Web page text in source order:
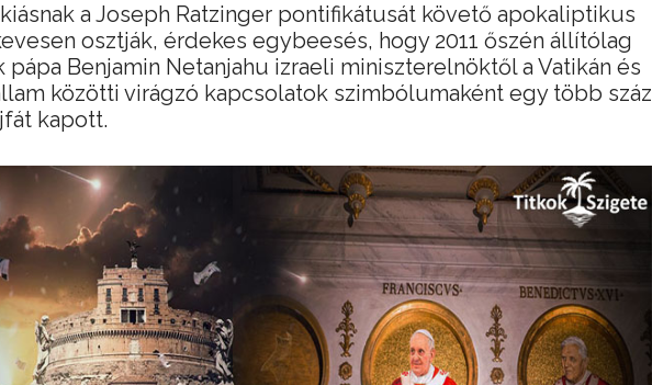
a Joseph Ratzinger pontifikátusát követő apokaliptikus
osztják, érdekes egybeesés, hogy 2011 őszén állítólag
pápa Benjamin Netanjahu izraeli miniszterelnöktől a Vatikán és
közötti virágzó kapcsolatok szimbólumaként egy több száz
kapott.